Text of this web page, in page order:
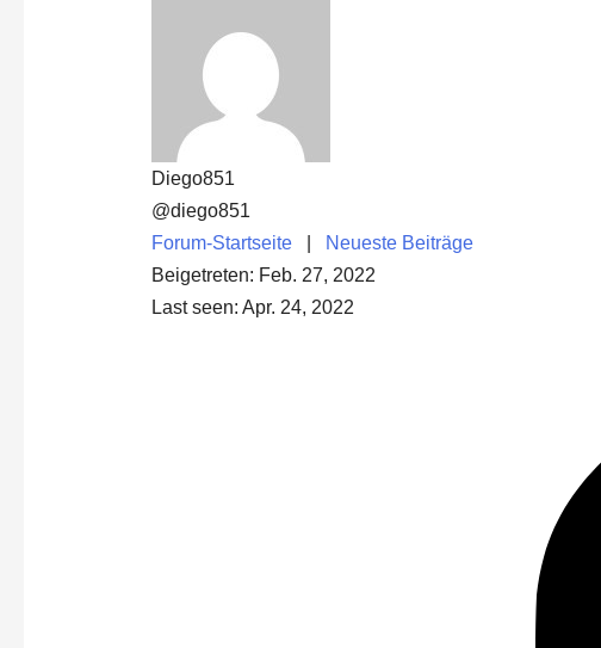
Diego851
@diego851
Forum-Startseite|
Neueste Beiträge
Beigetreten: Feb. 27, 2022
Last seen: Apr. 24, 2022